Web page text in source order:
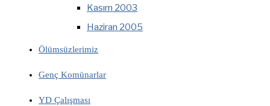
Kasım 2003
Haziran 2005
Ölümsüzlerimiz
Genç Komünarlar
YD Çalışması